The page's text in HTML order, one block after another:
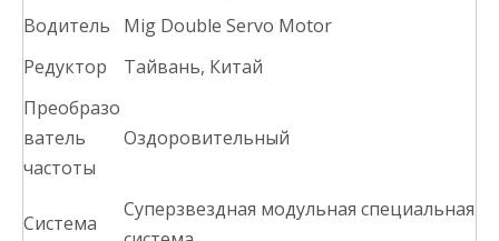
Водитель
Mig Double Servo Motor
Редуктор
Тайвань, Китай
Преобразо
ватель
частоты
Оздоровительный
Система
Суперзвездная модульная специальная